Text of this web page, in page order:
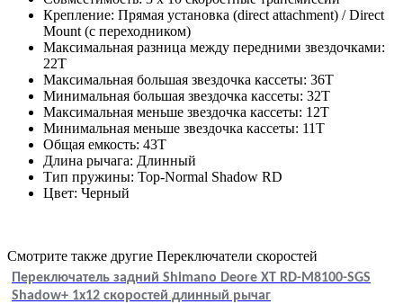
Крепление: Прямая установка (direct attachment) / Direct
Mount (с переходником)
Максимальная разница между передними звездочками:
22T
Максимальная большая звездочка кассеты: 36T
Минимальная большая звездочка кассеты: 32T
Максимальная меньше звездочка кассеты: 12T
Минимальная меньше звездочка кассеты: 11T
Общая емкость: 43T
Длина рычага: Длинный
Тип пружины: Top-Normal Shadow RD
Цвет: Черный
Смотрите также другие Переключатели скоростей
Переключатель задний Shimano Deore XT RD-M8100-SGS
Shadow+ 1x12 скоростей длинный рычаг